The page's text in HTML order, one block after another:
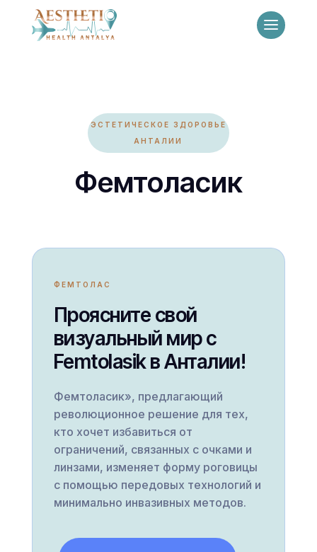
ЭСТЕТИЧЕСКОЕ ЗДОРОВЬЕ
АНТАЛИИ
Фемтоласик
ФЕМТОЛАС
Проясните свой
визуальный мир с
Femtolasik в Анталии!
Фемтоласик», предлагающий
революционное решение для тех,
кто хочет избавиться от
ограничений, связанных с очками и
линзами, изменяет форму роговицы
с помощью передовых технологий и
минимально инвазивных методов.